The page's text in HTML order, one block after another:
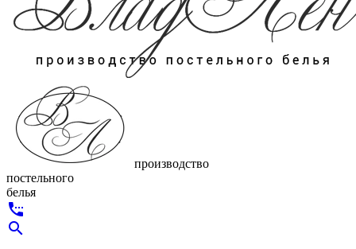
производство
постельного
белья
settings_phone
search